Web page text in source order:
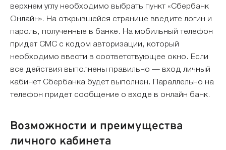
верхнем углу необходимо выбрать пункт «Сбербанк
Онлайн». На открывшейся странице введите логин и
пароль, полученные в банке. На мобильный телефон
придет СМС с кодом авторизации, который
необходимо ввести в соответствующее окно. Если
все действия выполнены правильно — вход личный
кабинет Сбербанка будет выполнен. Параллельно на
телефон придет сообщение о входе в онлайн банк.
Возможности и преимущества
личного кабинета